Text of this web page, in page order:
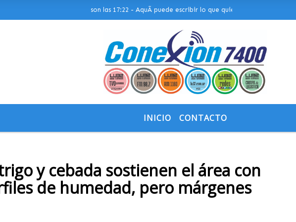
6 de Agosto de 2026 y son las 17:22 - AquÃ­ puede escribir lo que quiera, o bien puede
INICIO CONTACTO
y cebada sostienen el área con
de humedad, pero márgenes